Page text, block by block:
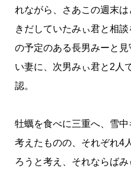
れながら、さあこの週末
きだしていたみぃ君と相
の予定のある長男みーと
い妻に、次男みぃ君と2人
認。
牡蠣を食べに三重へ、雪
考えたものの、それぞれ4
ろうと考え、それならば